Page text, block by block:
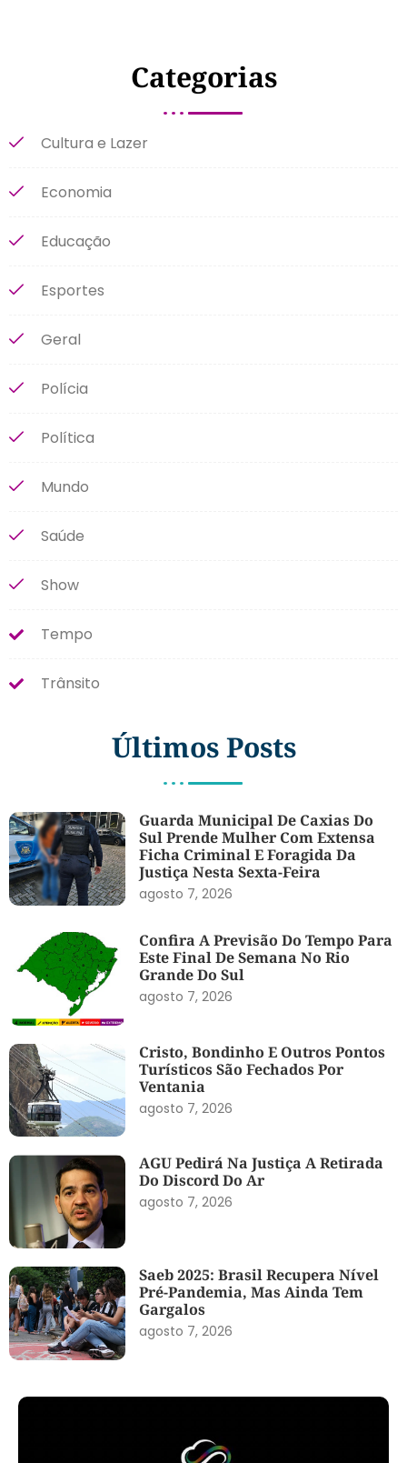
Categorias
Cultura e Lazer
Economia
Educação
Esportes
Geral
Polícia
Política
Mundo
Saúde
Show
Tempo
Trânsito
Últimos Posts
Guarda Municipal De Caxias Do
Sul Prende Mulher Com Extensa
Ficha Criminal E Foragida Da
Justiça Nesta Sexta-Feira
agosto 7, 2026
Confira A Previsão Do Tempo Para
Este Final De Semana No Rio
Grande Do Sul
agosto 7, 2026
Cristo, Bondinho E Outros Pontos
Turísticos São Fechados Por
Ventania
agosto 7, 2026
AGU Pedirá Na Justiça A Retirada
Do Discord Do Ar
agosto 7, 2026
Saeb 2025: Brasil Recupera Nível
Pré-Pandemia, Mas Ainda Tem
Gargalos
agosto 7, 2026